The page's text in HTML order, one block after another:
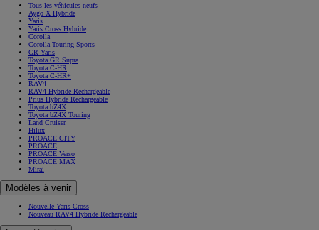
Tous les véhicules neufs
Aygo X Hybride
Yaris
Yaris Cross Hybride
Corolla
Corolla Touring Sports
GR Yaris
Toyota GR Supra
Toyota C-HR
Toyota C-HR+
RAV4
RAV4 Hybride Rechargeable
Prius Hybride Rechargeable
Toyota bZ4X
Toyota bZ4X Touring
Land Cruiser
Hilux
PROACE CITY
PROACE
PROACE Verso
PROACE MAX
Mirai
Modèles à venir
Nouvelle Yaris Cross
Nouveau RAV4 Hybride Rechargeable